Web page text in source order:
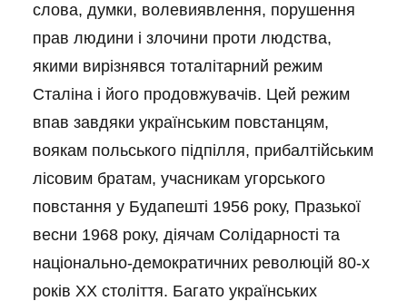
слова, думки, волевиявлення, порушення
прав людини і злочини проти людства,
якими вирізнявся тоталітарний режим
Сталіна і його продовжувачів. Цей режим
впав завдяки українським повстанцям,
воякам польського підпілля, прибалтійським
лісовим братам, учасникам угорського
повстання у Будапешті 1956 року, Празької
весни 1968 року, діячам Солідарності та
національно-демократичних революцій 80-х
років ХХ століття. Багато українських